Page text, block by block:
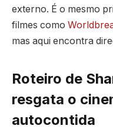
externo. É o mesmo
filmes como
mas aqui encontra
Roteiro de
resgata o
autocontida